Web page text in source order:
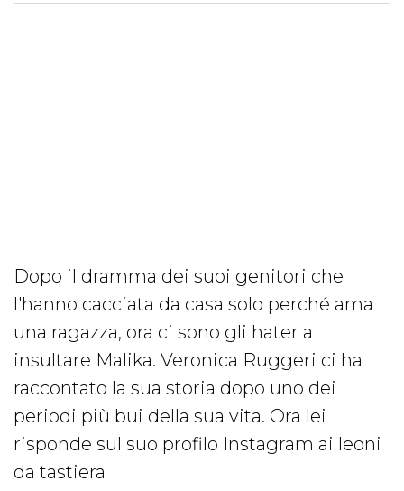
Dopo il dramma dei suoi genitori che
l'hanno cacciata da casa solo perché ama
una ragazza, ora ci sono gli hater a
insultare Malika. Veronica Ruggeri ci ha
raccontato la sua storia dopo uno dei
periodi più bui della sua vita. Ora lei
risponde sul suo profilo Instagram ai leoni
da tastiera